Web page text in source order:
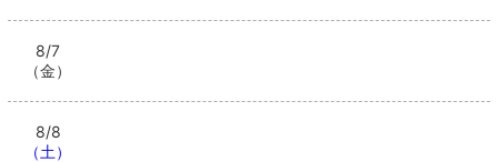
8/7
（金）
8/8
（土）